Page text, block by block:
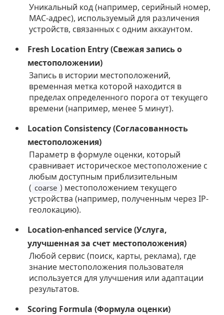
Уникальный код (например, серийный номер,
MAC-адрес), используемый для различения
устройств, связанных с одним аккаунтом.
Fresh Location Entry (Свежая запись о
местоположении)
Запись в истории местоположений,
временная метка которой находится в
пределах определенного порога от текущего
времени (например, менее 5 минут).
Location Consistency (Согласованность
местоположения)
Параметр в формуле оценки, который
сравнивает историческое местоположение с
любым доступным приблизительным
( coarse ) местоположением текущего
устройства (например, полученным через IP-
геолокацию).
Location-enhanced service (Услуга,
улучшенная за счет местоположения)
Любой сервис (поиск, карты, реклама), где
знание местоположения пользователя
используется для улучшения или адаптации
результатов.
Scoring Formula (Формула оценки)